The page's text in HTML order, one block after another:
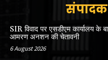
SIR विवाद पर एसडीएम कार्यालय के
आमरण अनशन की चेतावनी
6 August 2026